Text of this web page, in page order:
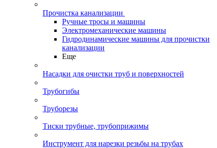
Прочистка канализации
Ручные тросы и машины
Электромеханические машины
Гидродинамические машины для прочистки
канализации
Еще
Насадки для очистки труб и поверхностей
Трубогибы
Труборезы
Тиски трубные, трубоприжимы
Инструмент для нарезки резьбы на трубах